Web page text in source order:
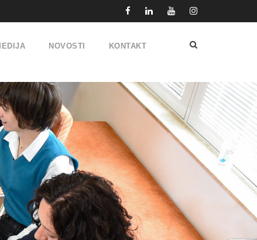
NOVOSTI KONTAKT